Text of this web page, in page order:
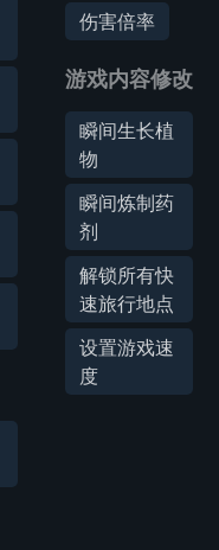
伤害倍率
游戏内容修改
瞬间生长植
物
瞬间炼制药
剂
解锁所有快
速旅行地点
设置游戏速
度